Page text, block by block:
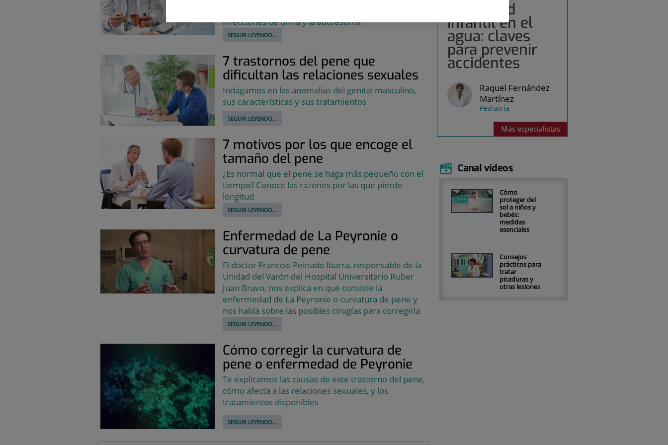
infecciones de orina y la autoestima
SEGUIR LEYENDO...
7 trastornos del pene que
dificultan las relaciones sexuales
Indagamos en las anomalías del genital masculino,
sus características y sus tratamientos
SEGUIR LEYENDO...
7 motivos por los que encoge el
tamaño del pene
¿Es normal que el pene se haga más pequeño con el
tiempo? Conoce las razones por las que pierde
longitud
SEGUIR LEYENDO...
Enfermedad de La Peyronie o
curvatura de pene
El doctor Francois Peinado Ibarra, responsable de la
Unidad del Varón del Hospital Universitario Ruber
Juan Bravo, nos explica en qué consiste la
enfermedad de La Peyronie o curvatura de pene y
nos habla sobre las posibles cirugías para corregirla
SEGUIR LEYENDO...
Cómo corregir la curvatura de
pene o enfermedad de Peyronie
Te explicamos las causas de este trastorno del pene,
cómo afecta a las relaciones sexuales, y los
tratamientos disponibles
SEGUIR LEYENDO...
Seguridad
infantil en el
agua: claves
para prevenir
accidentes
Raquel Fernández
Martínez
Pediatría
Más especialistas
Canal vídeos
Cómo
proteger del
sol a niños y
bebés:
medidas
esenciales
Consejos
prácticos para
tratar
picaduras y
otras lesiones